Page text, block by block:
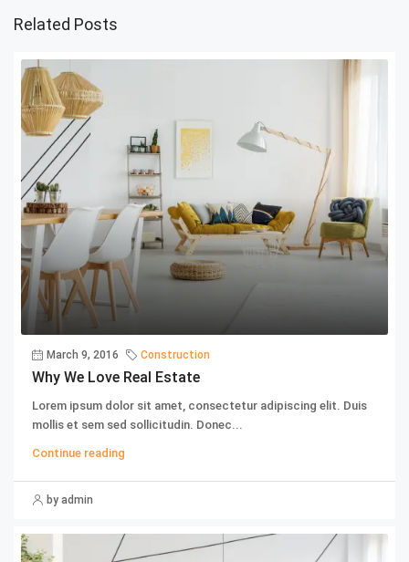
Related Posts
March 9, 2016 Construction
Why We Love Real Estate
Lorem ipsum dolor sit amet, consectetur adipiscing elit. Duis
mollis et sem sed sollicitudin. Donec...
Continue reading
by admin